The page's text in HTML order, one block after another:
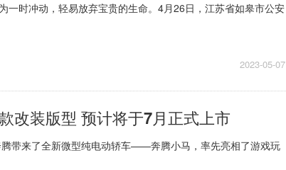
一时冲动，轻易放弃宝贵的生命。4月26日，江苏省如皋市公安
2023-05-07
改装版型 预计将于7月正式上市
带来了全新微型纯电动轿车——奔腾小马，率先亮相了游戏玩